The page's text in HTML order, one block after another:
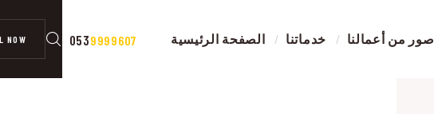
الصفحة الرئيسية خدماتنا صور من أعمالنا 9999607
053
NOW